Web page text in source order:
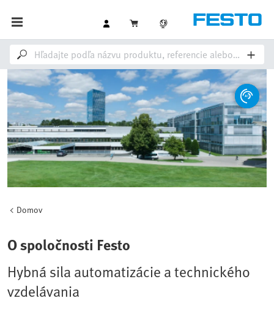
Domov
O spoločnosti Festo
Hybná sila automatizácie a technického
vzdelávania